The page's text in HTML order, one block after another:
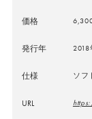
価格
発行年 2018
仕様 ソフ
URL